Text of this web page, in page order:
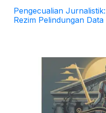
Pengecualian
Rezim Pelindungan Data